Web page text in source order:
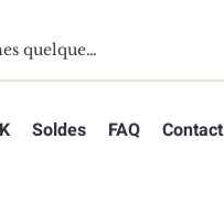
Soldes FAQ Contact